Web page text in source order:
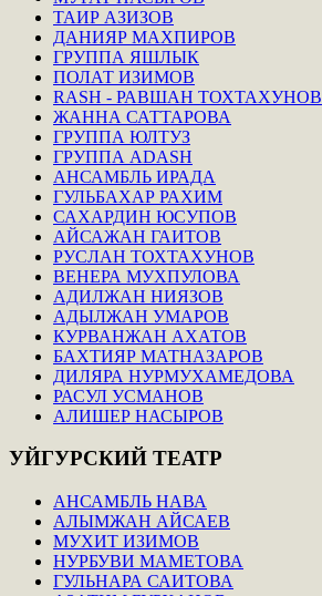
ТАИР АЗИЗОВ
ДАНИЯР МАХПИРОВ
ГРУППА ЯШЛЫК
ПОЛАТ ИЗИМОВ
RASH - РАВШАН ТОХТАХУНОВ
ЖАННА САТТАРОВА
ГРУППА ЮЛТУЗ
ГРУППА ADASH
АНСАМБЛЬ ИРАДА
ГУЛЬБАХАР РАХИМ
САХАРДИН ЮСУПОВ
АЙСАЖАН ГАИТОВ
РУСЛАН ТОХТАХУНОВ
ВЕНЕРА МУХПУЛОВА
АДИЛЖАН НИЯЗОВ
АДЫЛЖАН УМАРОВ
КУРВАНЖАН АХАТОВ
БАХТИЯР МАТНАЗАРОВ
ДИЛЯРА НУРМУХАМЕДОВА
РАСУЛ УСМАНОВ
АЛИШЕР НАСЫРОВ
УЙГУРСКИЙ ТЕАТР
АНСАМБЛЬ НАВА
АЛЫМЖАН АЙСАЕВ
МУХИТ ИЗИМОВ
НУРБУВИ МАМЕТОВА
ГУЛЬНАРА САИТОВА